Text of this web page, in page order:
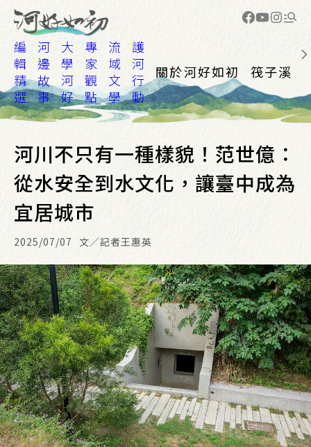
編
輯
精
選
河
邊
故
事
大
學
河
好
專
家
觀
點
流
域
文
學
護
河
行
動
關於河好如初 筏子溪
河川不只有一種樣貌！范世億：
從水安全到水文化，讓臺中成為
宜居城市
2025/07/07 文／記者王惠英